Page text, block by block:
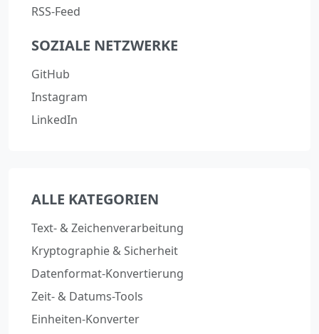
RSS-Feed
SOZIALE NETZWERKE
GitHub
Instagram
LinkedIn
ALLE KATEGORIEN
Text- & Zeichenverarbeitung
Kryptographie & Sicherheit
Datenformat-Konvertierung
Zeit- & Datums-Tools
Einheiten-Konverter